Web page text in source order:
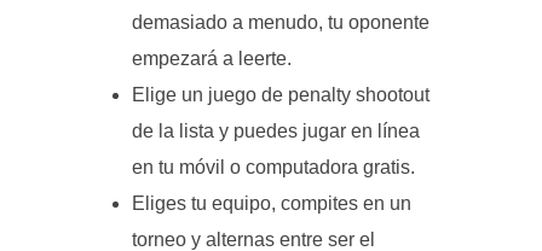
demasiado a menudo, tu oponente
empezará a leerte.
Elige un juego de penalty shootout
de la lista y puedes jugar en línea
en tu móvil o computadora gratis.
Eliges tu equipo, compites en un
torneo y alternas entre ser el